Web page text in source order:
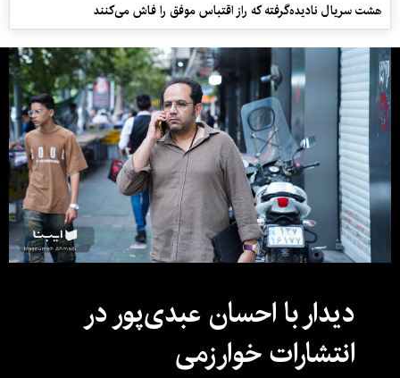
هشت سریال نادیده‌گرفته که راز اقتباس موفق را فاش می‌کنند
دیدار با احسان عبدی‌پور در
انتشارات خوارزمی